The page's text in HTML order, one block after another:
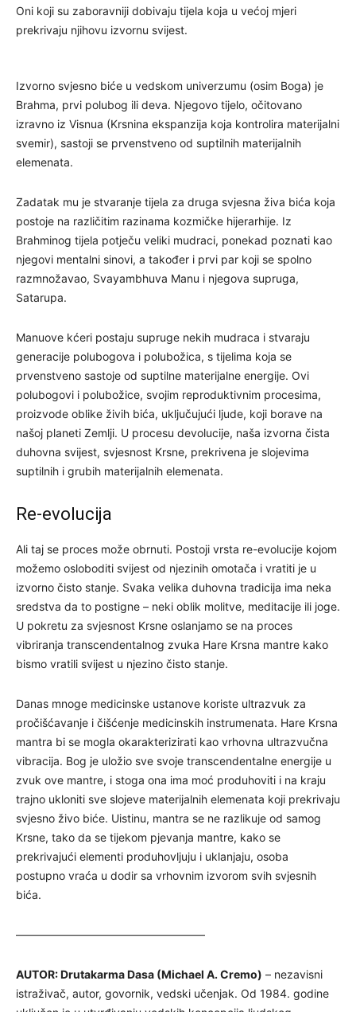
Oni koji su zaboravniji dobivaju tijela koja u većoj mjeri
prekrivaju njihovu izvornu svijest.
Izvorno svjesno biće u vedskom univerzumu (osim Boga) je
Brahma, prvi polubog ili deva. Njegovo tijelo, očitovano
izravno iz Visnua (Krsnina ekspanzija koja kontrolira materijalni
svemir), sastoji se prvenstveno od suptilnih materijalnih
elemenata.
Zadatak mu je stvaranje tijela za druga svjesna živa bića koja
postoje na različitim razinama kozmičke hijerarhije. Iz
Brahminog tijela potječu veliki mudraci, ponekad poznati kao
njegovi mentalni sinovi, a također i prvi par koji se spolno
razmnožavao, Svayambhuva Manu i njegova supruga,
Satarupa.
Manuove kćeri postaju supruge nekih mudraca i stvaraju
generacije polubogova i polubožica, s tijelima koja se
prvenstveno sastoje od suptilne materijalne energije. Ovi
polubogovi i polubožice, svojim reproduktivnim procesima,
proizvode oblike živih bića, uključujući ljude, koji borave na
našoj planeti Zemlji. U procesu devolucije, naša izvorna čista
duhovna svijest, svjesnost Krsne, prekrivena je slojevima
suptilnih i grubih materijalnih elemenata.
Re-evolucija
Ali taj se proces može obrnuti. Postoji vrsta re-evolucije kojom
možemo osloboditi svijest od njezinih omotača i vratiti je u
izvorno čisto stanje. Svaka velika duhovna tradicija ima neka
sredstva da to postigne – neki oblik molitve, meditacije ili joge.
U pokretu za svjesnost Krsne oslanjamo se na proces
vibriranja transcendentalnog zvuka Hare Krsna mantre kako
bismo vratili svijest u njezino čisto stanje.
Danas mnoge medicinske ustanove koriste ultrazvuk za
pročišćavanje i čišćenje medicinskih instrumenata. Hare Krsna
mantra bi se mogla okarakterizirati kao vrhovna ultrazvučna
vibracija. Bog je uložio sve svoje transcendentalne energije u
zvuk ove mantre, i stoga ona ima moć produhoviti i na kraju
trajno ukloniti sve slojeve materijalnih elemenata koji prekrivaju
svjesno živo biće. Uistinu, mantra se ne razlikuje od samog
Krsne, tako da se tijekom pjevanja mantre, kako se
prekrivajući elementi produhovljuju i uklanjaju, osoba
postupno vraća u dodir sa vrhovnim izvorom svih svjesnih
bića.
—————————————————
AUTOR: Drutakarma Dasa (Michael A. Cremo) – nezavisni
istraživač, autor, govornik, vedski učenjak. Od 1984. godine